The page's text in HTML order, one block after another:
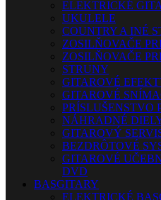
ELEKTRICKÉ
UKULELE
COUNTRY A INÉ
ZOSILŇOVAČE
ZOSILŇOVAČE
STRUNY
GITAROVÉ
GITAROVÉ
PRÍSLUŠENSTVO
NÁHRADNÉ
GITAROVÝ
BEZDRÔTOVÉ
GITAROVÉ
DVD
BASGITARY
ELEKTRICKÉ